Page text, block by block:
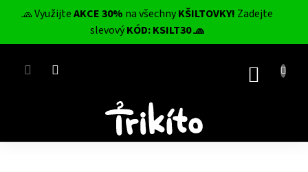
🧢 VyužijteAKCE 30% na všechnyKŠILTOVKY! Zadejte
slevovýKÓD: KSILT30 🧢
CZK